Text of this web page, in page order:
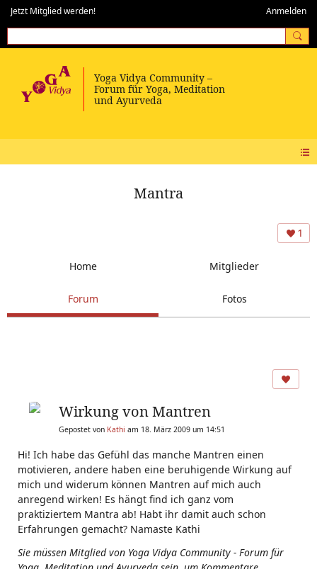
Jetzt Mitglied werden! Anmelden
Mantra
1
Home Mitglieder
Forum Fotos
Wirkung von Mantren
Gepostet von Kathi am 18. März 2009 um 14:51
Hi! Ich habe das Gefühl das manche Mantren einen
motivieren, andere haben eine beruhigende Wirkung auf
mich und widerum können Mantren auf mich auch
anregend wirken! Es hängt find ich ganz vom
praktiziertem Mantra ab! Habt ihr damit auch schon
Erfahrungen gemacht? Namaste Kathi
Sie müssen Mitglied von Yoga Vidya Community - Forum für